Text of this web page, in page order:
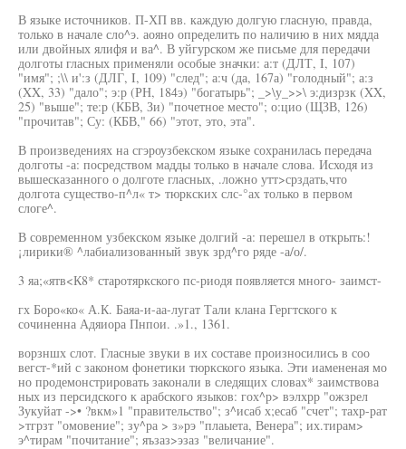
В языке источников. П-ХП вв. каждую долгую гласную, правда,
только в начале сло^э. аояно определить по наличию в них мядда
или двойных ялифя и ва^. В уйгурском же письме для передачи
долготы гласных применяли особые значки: а:т (ДЛТ, I, 107)
"имя"; ;\\ и':з (ДЛГ, I, 109) "след"; а:ч (да, 167а) "голодный"; а:з
(XX, 33) "дало"; э:р (РН, 184э) "богатырь"; _>\у_>>\ э:дизрзк (XX,
25) "выше"; те:р (КБВ, Зи) "почетное место"; о:цио (ЩЗВ, 126)
"прочитав"; Су: (КБВ," 66) "этот, это, эта".
В произведениях на сгэроузбекском языке сохранилась передача
долготы -а: посредством мадды только в начале слова. Исходя из
вышесказанного о долготе гласных, .ложно утт>срздать,что
долгота существо-п^л« т> тюркских слс-°ах только в первом
слоге^.
В современном узбекском языке долгий -а: перешел в открыть:!
¡лирики® ^лабиализованный звук зрд^го ряде -а/о/.
3 яа;«ятв<К8* старотяркского пс-риодя появляется много- заимст-
гх Боро«ко« А.К. Баяа-и-аа-лугат Тали клана Гергтского к
сочиненна Адяиора Пнпои. .»1., 1361.
ворзншх слот. Гласные звуки в их составе произносились в соо
вегст-*ий с законом фонетики тюркского языка. Эти иамененая мо
но продемонстрировать законали в следящих словах* заимствова
ных из персидского к арабского языков: гох^р> вэлхрр "ожзрел
Зукуйат ->• ?вкм»1 "правительство"; з^исаб х;есаб "счет"; тахр-рат
>тгрзт "омовение"; зу^ра > з»рэ "плаыета, Венера"; их.тирам>
э^тирам "почитание"; яъзаз>эзаз "величание".